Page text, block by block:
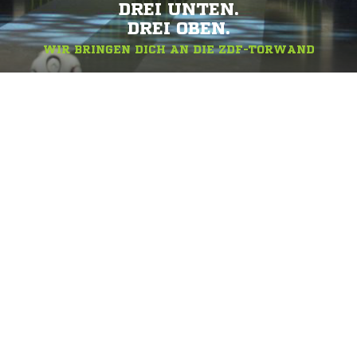
DREI UNTEN.
DREI OBEN.
WIR BRINGEN DICH AN DIE ZDF-TORWAND